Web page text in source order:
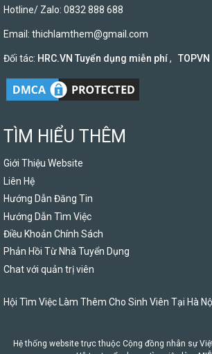
Hotline/ Zalo: 0832 888 688
Email: thichlamthem@gmail.com
Đối tác: HRC.VN Tuyển dụng miễn phí, TOPVN
TÌM HIỂU THÊM
Giới Thiệu Website
Liên Hệ
Hướng Dẫn Đăng Tin
Hướng Dẫn Tìm Việc
Điều Khoản Chính Sách
Phản Hồi Từ Nhà Tuyển Dụng
Chat với quản trị viên
Hội Tìm Việc Làm Thêm Cho Sinh Viên Tại Hà
Hệ thống website trực thuộc Cộng đồng nhân sự